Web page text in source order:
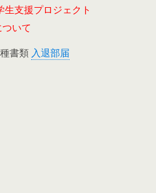
支援プロジェクト
いて
書類 入退部届